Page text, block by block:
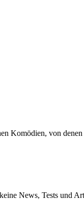
Komödien, von
News, Tests und